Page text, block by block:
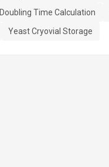
Doubling Time Calculation
Yeast Cryovial Storage